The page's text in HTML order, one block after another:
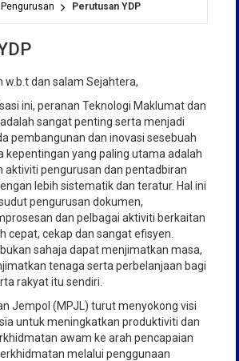
Pengurusan Perutusan YDP
dan salam Sejahtera,
ini, peranan Teknologi Maklumat dan
sangat penting serta menjadi
pembangunan dan inovasi sesebuah
kepentingan yang paling utama adalah
aktiviti pengurusan dan pentadbiran
lebih sistematik dan teratur. Hal ini
pengurusan dokumen,
dan pelbagai aktiviti berkaitan
cepat, cekap dan sangat efisyen.
sahaja dapat menjimatkan masa,
tenaga serta perbelanjaan bagi
rakyat itu sendiri.
Jempol (MPJL) turut menyokong visi
untuk meningkatkan produktiviti dan
awam ke arah pencapaian
melalui penggunaan